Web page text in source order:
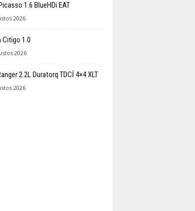
1.6 BlueHDi EAT
2026
Citigo 1.0
2026
2.2L Duratorq TDCİ 4×4 XLT
2026